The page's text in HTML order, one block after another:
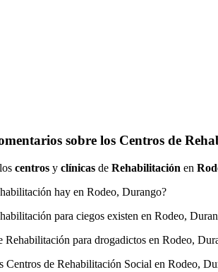
sobre los Centros de
centros y clínicas de Rehabilitación en
hay en Rodeo, Durango?
para ciegos existen en Rodeo,
Rehabilitación para drogadictos en Rodeo,
Centros de Rehabilitación Social en Rodeo,